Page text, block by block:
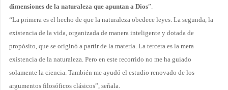
dimensiones de la naturaleza que apuntan a Dios”.
“La primera es el hecho de que la naturaleza obedece leyes. La segunda, la
existencia de la vida, organizada de manera inteligente y dotada de
propósito, que se originó a partir de la materia. La tercera es la mera
existencia de la naturaleza. Pero en este recorrido no me ha guiado
solamente la ciencia. También me ayudó el estudio renovado de los
argumentos filosóficos clásicos”, señala.